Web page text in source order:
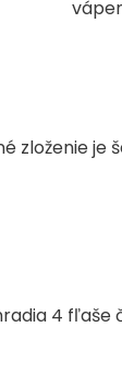
zloženie je
4 fľaše